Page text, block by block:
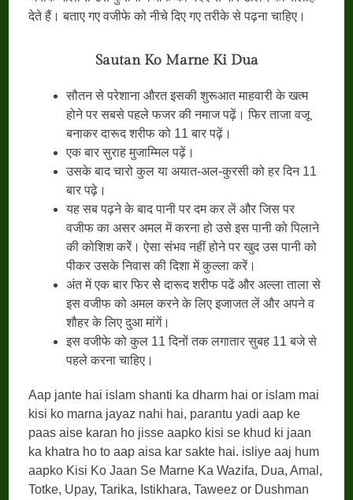
देते हैं। बताए गए वजीफे को नीचे दिए गए तरीके से पढ़ना चाहिए।
Sautan Ko Marne Ki Dua
सौतन से परेशाना औरत इसकी शुरूआत माहवारी के खत्म
होने पर सबसे पहले फजर की नमाज पढ़ें। फिर ताजा वजू
बनाकर दारूद शरीफ को 11 बार पढ़ें।
एक बार सुराह मुजाम्मिल पढ़ें।
उसके बाद चारो कुल या अयात-अल-कुरसी को हर दिन 11
बार पढ़े।
यह सब पढ़ने के बाद पानी पर दम कर लें और जिस पर
वजीफ का असर अमल में करना हो उसे इस पानी को पिलाने
की कोशिश करेें। ऐसा संभव नहीं होने पर खुद उस पानी को
पीकर उसके निवास की दिशा में कुल्ला करें।
अंत में एक बार फिर सेे दारूद शरीफ पढें और अल्ला ताला से
इस वजीफ को अमल करने के लिए इजाजत लें और अपने व
शौहर के लिए दुआ मांगें।
इस वजीफे को कुल 11 दिनों तक लगातार सुबह 11 बजे से
पहले करना चाहिए।
Aap jante hai islam shanti ka dharm hai or islam mai
kisi ko marna jayaz nahi hai, parantu yadi aap ke
paas aise karan ho jisse aapko kisi se khud ki jaan
ka khatra ho to aap aisa kar sakte hai. isliye aaj hum
aapko Kisi Ko Jaan Se Marne Ka Wazifa, Dua, Amal,
Totke, Upay, Tarika, Istikhara, Taweez or Dushman